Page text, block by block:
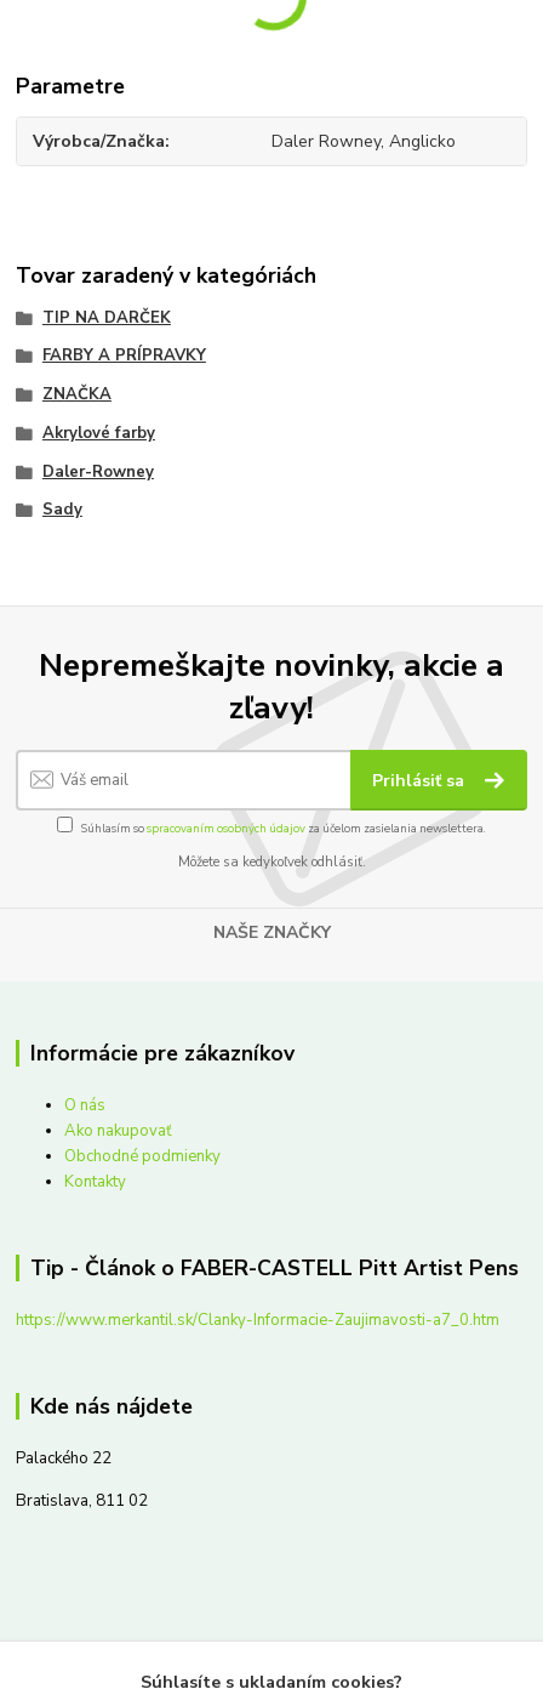
Parametre
Výrobca/Značka Daler Rowney, Anglicko
Tovar zaradený v kategóriách
TIP NA DARČEK
FARBY A PRÍPRAVKY
ZNAČKA
Akrylové farby
Daler-Rowney
Sady
Nepremeškajte novinky, akcie a
zľavy!
Prihlásiť sa
Súhlasím sospracovaním osobných údajov za účelom zasielania newslettera.
Môžete sa kedykoľvek odhlásiť.
NAŠE ZNAČKY
Informácie pre zákazníkov
O nás
Ako nakupovať
Obchodné podmienky
Kontakty
Tip - Článok o FABER-CASTELL Pitt Artist Pens
https://www.merkantil.sk/Clanky-Informacie-Zaujimavosti-a7_0.htm
Kde nás nájdete
Palackého 22
Bratislava, 811 02
Súhlasíte s ukladaním cookies?